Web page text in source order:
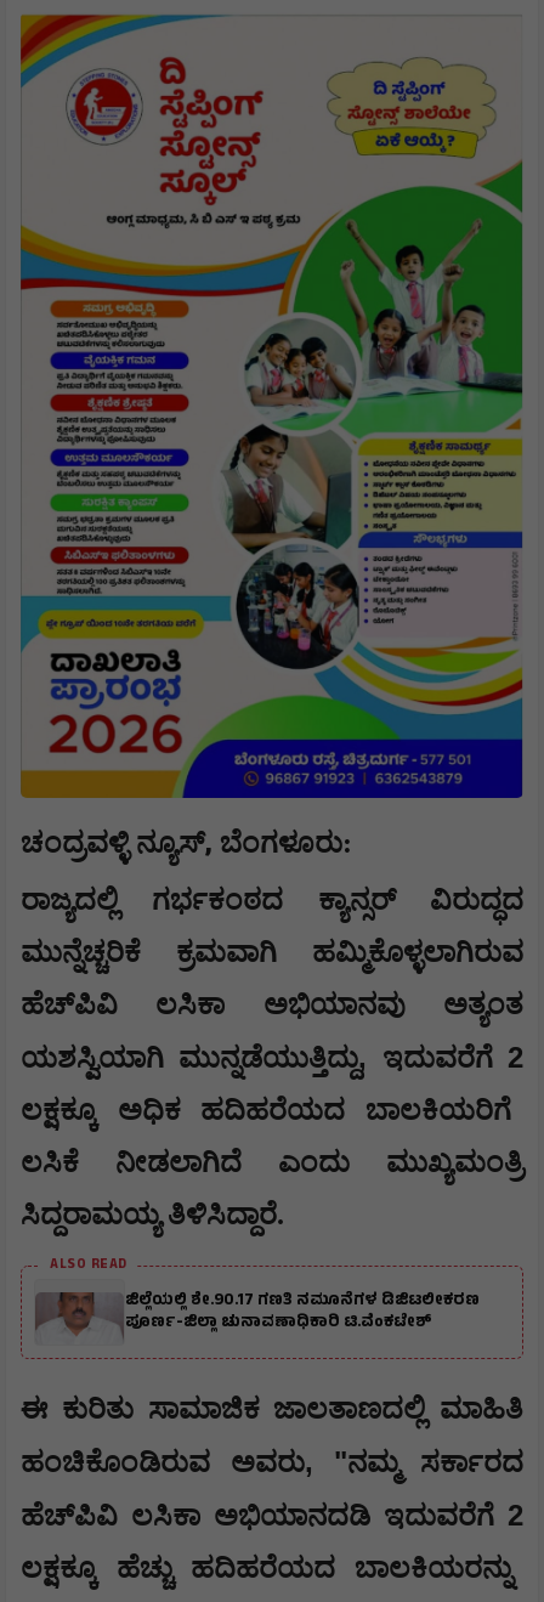
ಚಂದ್ರವಳ್ಳಿ ನ್ಯೂಸ್, ​​ಬೆಂಗಳೂರು:
ರಾಜ್ಯದಲ್ಲಿ ಗರ್ಭಕಂಠದ ಕ್ಯಾನ್ಸರ್ ವಿರುದ್ಧದ
ಮುನ್ನೆಚ್ಚರಿಕೆ ಕ್ರಮವಾಗಿ ಹಮ್ಮಿಕೊಳ್ಳಲಾಗಿರುವ
ಹೆಚ್‌ಪಿವಿ ಲಸಿಕಾ ಅಭಿಯಾನವು ಅತ್ಯಂತ
ಯಶಸ್ವಿಯಾಗಿ ಮುನ್ನಡೆಯುತ್ತಿದ್ದು, ಇದುವರೆಗೆ 2
ಲಕ್ಷಕ್ಕೂ ಅಧಿಕ ಹದಿಹರೆಯದ ಬಾಲಕಿಯರಿಗೆ
ಲಸಿಕೆ ನೀಡಲಾಗಿದೆ ಎಂದು ಮುಖ್ಯಮಂತ್ರಿ
ಸಿದ್ದರಾಮಯ್ಯ ತಿಳಿಸಿದ್ದಾರೆ.
ALSO READ
ಜಿಲ್ಲೆಯಲ್ಲಿ ಶೇ.90.17 ಗಣತಿ ನಮೂನೆಗಳ ಡಿಜಿಟಲೀಕರಣ
ಪೂರ್ಣ-ಜಿಲ್ಲಾ ಚುನಾವಣಾಧಿಕಾರಿ ಟಿ.ವೆಂಕಟೇಶ್
​ಈ ಕುರಿತು ಸಾಮಾಜಿಕ ಜಾಲತಾಣದಲ್ಲಿ ಮಾಹಿತಿ
ಹಂಚಿಕೊಂಡಿರುವ ಅವರು, "ನಮ್ಮ ಸರ್ಕಾರದ
ಹೆಚ್‌ಪಿವಿ ಲಸಿಕಾ ಅಭಿಯಾನದಡಿ ಇದುವರೆಗೆ 2
ಲಕ್ಷಕ್ಕೂ ಹೆಚ್ಚು ಹದಿಹರೆಯದ ಬಾಲಕಿಯರನ್ನು